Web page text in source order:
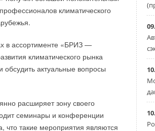
климатического
в ассортименте «БРИЗ —
климатического рынка
обсудить актуальные вопросы
расширяет зону своего
семинары и конференции
что такие мероприятия являются
SE. На российском рынке
По доле рынка ООО
оборудования и в топ-3 — по
в России кондиционируют воздух
«Домодедово», на заводе
Центральный стадион
К сожалению, замена
агрегат перешагнул
новый кондиционер, а не тратить